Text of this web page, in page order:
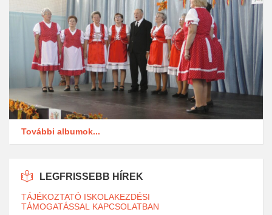
További albumok...
LEGFRISSEBB HÍREK
TÁJÉKOZTATÓ ISKOLAKEZDÉSI
TÁMOGATÁSSAL KAPCSOLATBAN